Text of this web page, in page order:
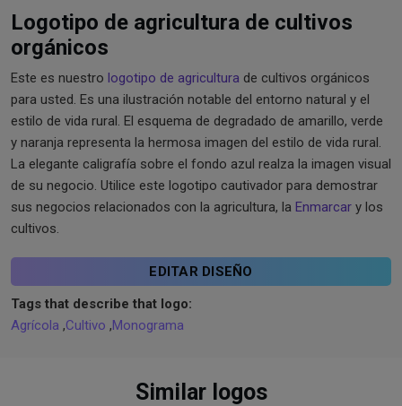
Logotipo de agricultura de cultivos
orgánicos
Este es nuestro logotipo de agricultura de cultivos orgánicos
para usted. Es una ilustración notable del entorno natural y el
estilo de vida rural. El esquema de degradado de amarillo, verde
y naranja representa la hermosa imagen del estilo de vida rural.
La elegante caligrafía sobre el fondo azul realza la imagen visual
de su negocio. Utilice este logotipo cautivador para demostrar
sus negocios relacionados con la agricultura, la Enmarcar y los
cultivos.
EDITAR DISEÑO
Tags that describe that logo:
Agrícola ,Cultivo ,Monograma
Similar logos